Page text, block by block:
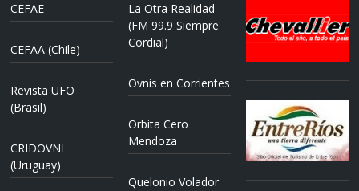
CEFAE
CEFAA (Chile)
Revista UFO
(Brasil)
CRIDOVNI
(Uruguay)
La Otra Realidad
(FM 99.9 Siempre
Cordial)
Ovnis en Corrientes
Orbita Cero
Mendoza
Quelonio Volador